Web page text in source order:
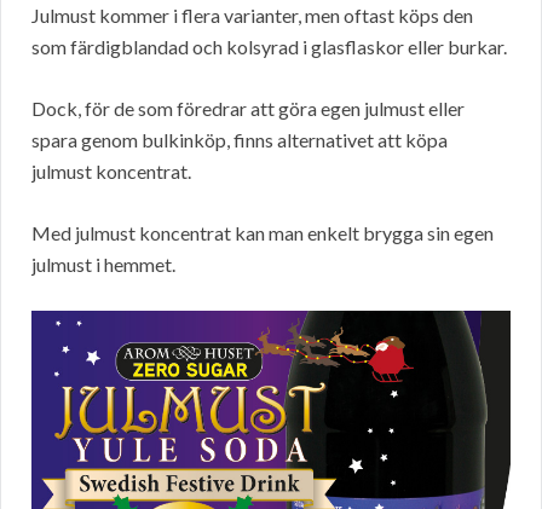
Julmust kommer i flera varianter, men oftast köps den
som färdigblandad och kolsyrad i glasflaskor eller burkar.
Dock, för de som föredrar att göra egen julmust eller
spara genom bulkinköp, finns alternativet att köpa
julmust koncentrat.
Med julmust koncentrat kan man enkelt brygga sin egen
julmust i hemmet.